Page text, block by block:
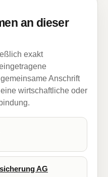
an dieser
exakt
Anschrift
wirtschaftliche oder
AG